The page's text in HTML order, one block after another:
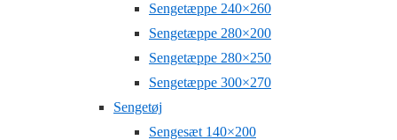
Sengetæppe 240×260
Sengetæppe 280×200
Sengetæppe 280×250
Sengetæppe 300×270
Sengetøj
Sengesæt 140×200